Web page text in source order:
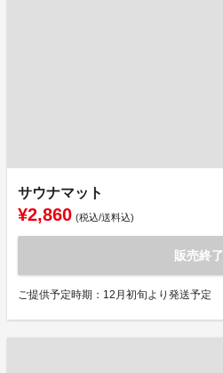
サウナマット
¥2,860 (税込/送料込)
販売終了
ご提供予定時期：12月初旬より発送予定